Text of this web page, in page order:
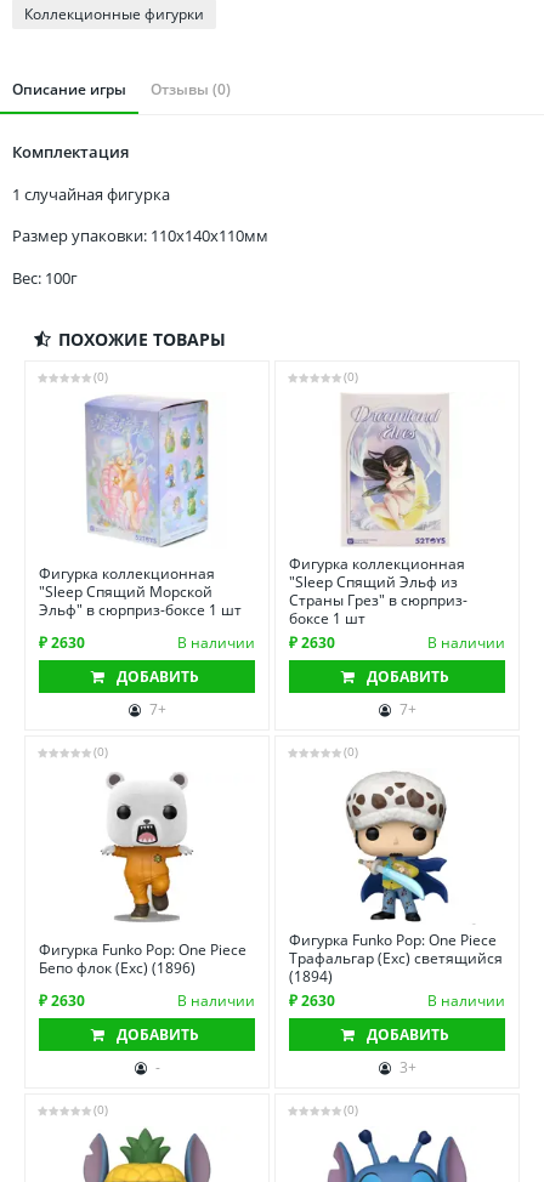
Коллекционные фигурки
Описание игры Отзывы (0)
Комплектация
1 случайная фигурка
Размер упаковки: 110x140x110мм
Вес: 100г
ПОХОЖИЕ ТОВАРЫ
(0)
Фигурка коллекционная
"Sleep Спящий Морской
Эльф" в сюрприз-боксе 1 шт
₽ 2630
В наличии
ДОБАВИТЬ
7+
(0)
Фигурка коллекционная
"Sleep Спящий Эльф из
Страны Грез" в сюрприз-
боксе 1 шт
₽ 2630
В наличии
ДОБАВИТЬ
7+
(0)
Фигурка Funko Pop: One Piece
Бепо флок (Exc) (1896)
₽ 2630
В наличии
ДОБАВИТЬ
-
(0)
Фигурка Funko Pop: One Piece
Трафальгар (Exc) светящийся
(1894)
₽ 2630
В наличии
ДОБАВИТЬ
3+
(0) (0)